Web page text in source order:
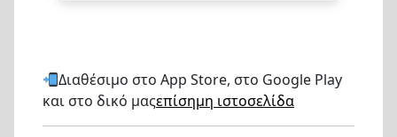
Διαθέσιμο στο App Store, στο Google Play
και στο δικό μαςεπίσημη ιστοσελίδα